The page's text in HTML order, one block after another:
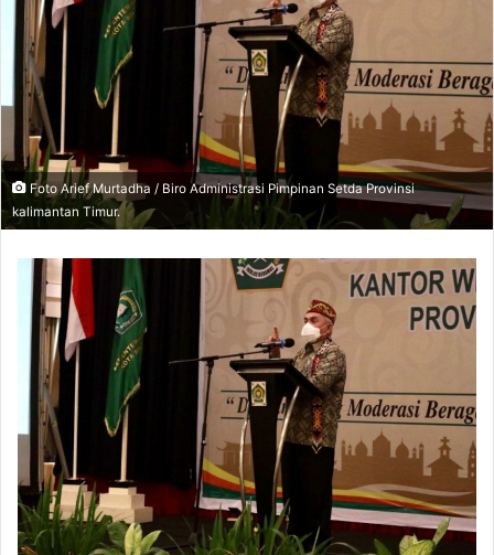
Foto Arief Murtadha / Biro Administrasi Pimpinan Setda Provinsi
kalimantan Timur.